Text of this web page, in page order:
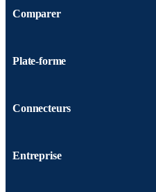
Comparer
Plate-forme
Connecteurs
Entreprise